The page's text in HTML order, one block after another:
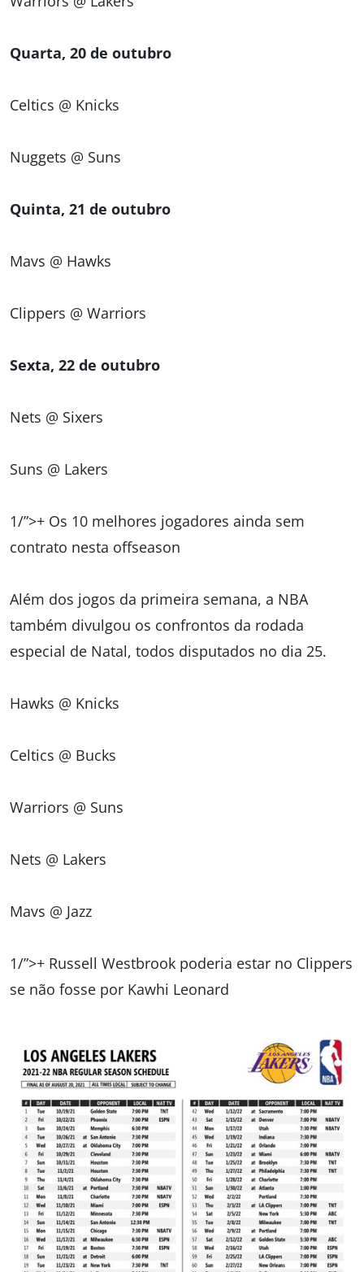
Quarta, 20 de outubro
Celtics @ Knicks
Nuggets @ Suns
Quinta, 21 de outubro
Mavs @ Hawks
Clippers @ Warriors
Sexta, 22 de outubro
Nets @ Sixers
Suns @ Lakers
1/”>+ Os 10 melhores jogadores ainda sem
contrato nesta offseason
Além dos jogos da primeira semana, a NBA
também divulgou os confrontos da rodada
especial de Natal, todos disputados no dia 25.
Hawks @ Knicks
Celtics @ Bucks
Warriors @ Suns
Nets @ Lakers
Mavs @ Jazz
1/”>+ Russell Westbrook poderia estar no Clippers
se não fosse por Kawhi Leonard